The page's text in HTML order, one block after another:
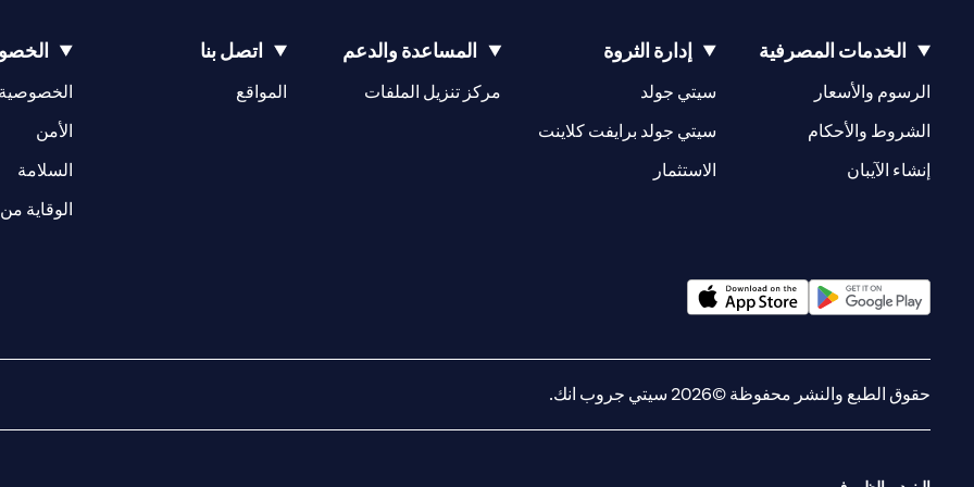
الخدمات المصرفية
الرسوم والأسعار
opens in a new tab
الشروط والأحكام opens in a new tab
إنشاء الآيبان opens in a new tab
إدارة الثروة
سيتي جولد opens in a new tab
سيتي جولد برايفت كلاينت
الاستثمار
المساعدة والدعم
مركز تنزيل الملفات
اتصل بنا
المواقعopens in a new tab الخصوصية
الأمن
السلامة
الوقاية
حقوق الطبع والنشر محفوظة ©2026 سيتي جروب انك.